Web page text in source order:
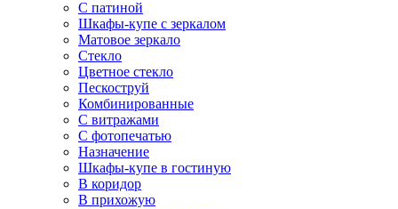
С патиной
Шкафы-купе с зеркалом
Матовое зеркало
Стекло
Цветное стекло
Пескоструй
Комбинированные
С витражами
С фотопечатью
Назначение
Шкафы-купе в гостиную
В коридор
В прихожую